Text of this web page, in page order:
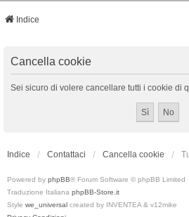
Indice
Cancella cookie
Sei sicuro di volere cancellare tutti i cookie di
Indice Contattaci Cancella cookie
Powered by phpBB® Forum Software © phpBB Limited
Traduzione Italiana phpBB-Store.it
Style we_universal created by INVENTEA & v12mike